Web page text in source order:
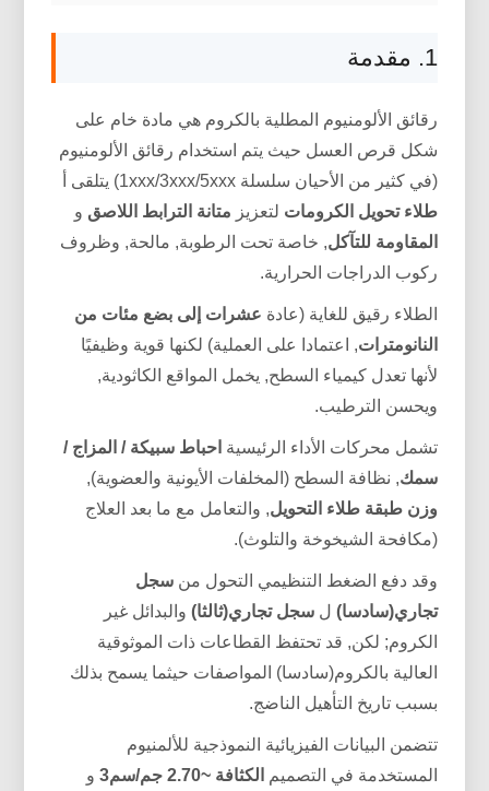
1. مقدمة
رقائق الألومنيوم المطلية بالكروم هي مادة خام على
شكل قرص العسل حيث يتم استخدام رقائق الألومنيوم
(في كثير من الأحيان سلسلة 1xxx/3xxx/5xxx) يتلقى أ
طلاء تحويل الكرومات لتعزيز متانة الترابط اللاصق و
المقاومة للتآكل, خاصة تحت الرطوبة, مالحة, وظروف
ركوب الدراجات الحرارية.
الطلاء رقيق للغاية (عادة عشرات إلى بضع مئات من
النانومترات, اعتمادا على العملية) لكنها قوية وظيفيًا
لأنها تعدل كيمياء السطح, يخمل المواقع الكاثودية,
ويحسن الترطيب.
تشمل محركات الأداء الرئيسية احباط سبيكة / المزاج /
سمك, نظافة السطح (المخلفات الأيونية والعضوية),
وزن طبقة طلاء التحويل, والتعامل مع ما بعد العلاج
(مكافحة الشيخوخة والتلوث).
وقد دفع الضغط التنظيمي التحول منسجل
تجاري(سادسا) لسجل تجاري(ثالثا) والبدائل غير
الكروم; لكن, قد تحتفظ القطاعات ذات الموثوقية
العالية بالكروم(سادسا) المواصفات حيثما يسمح بذلك
بسبب تاريخ التأهيل الناضج.
تتضمن البيانات الفيزيائية النموذجية للألمنيوم
المستخدمة في التصميم
الكثافة ~2.70 جم/سم3
و